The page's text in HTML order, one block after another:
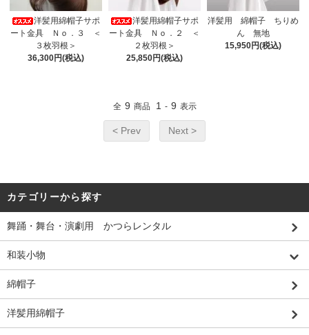
洋髪用綿帽子サポ
ート金具 Ｎｏ．３ ＜
３枚羽根＞
36,300円(税込)
洋髪用綿帽子サポ
ート金具 Ｎｏ．２ ＜
２枚羽根＞
25,850円(税込)
洋髪用 綿帽子 ちりめ
ん 無地
15,950円(税込)
全 9 商品 1 - 9 表示
< Prev Next >
カテゴリーから探す
舞踊・舞台・演劇用 かつらレンタル
和装小物
綿帽子
洋髪用綿帽子